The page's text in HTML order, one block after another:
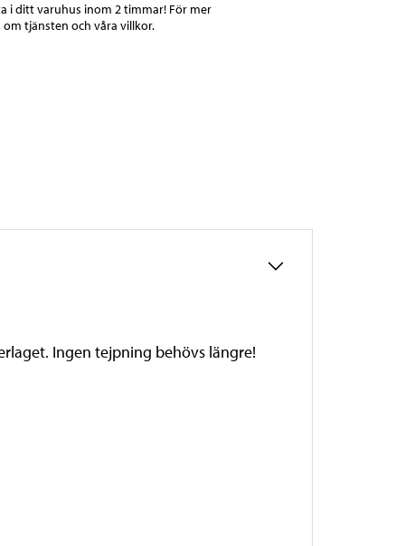
i ditt varuhus inom 2 timmar! För mer
tjänsten och våra villkor.
Ingen tejpning behövs längre!